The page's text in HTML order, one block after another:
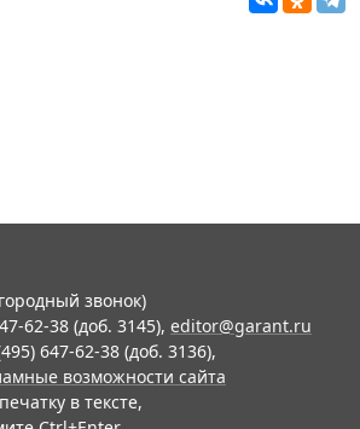
звонок)
62-38 (доб. 3145), editor@garant.ru
647-62-38 (доб. 3136),
возможности сайта
в тексте,